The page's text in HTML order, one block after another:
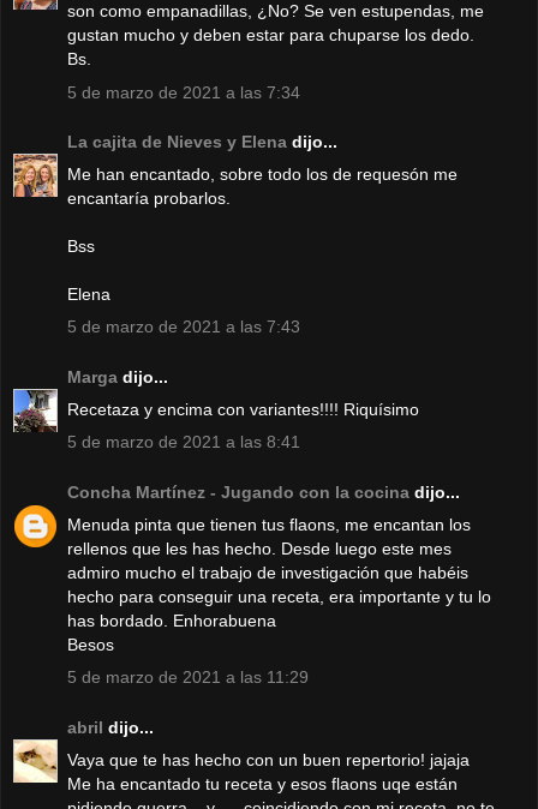
son como empanadillas, ¿No? Se ven estupendas, me
gustan mucho y deben estar para chuparse los dedo.
Bs.
5 de marzo de 2021 a las 7:34
La cajita de Nieves y Elena dijo...
Me han encantado, sobre todo los de requesón me
encantaría probarlos.
Bss
Elena
5 de marzo de 2021 a las 7:43
Marga dijo...
Recetaza y encima con variantes!!!! Riquísimo
5 de marzo de 2021 a las 8:41
Concha Martínez - Jugando con la cocina dijo...
Menuda pinta que tienen tus flaons, me encantan los
rellenos que les has hecho. Desde luego este mes
admiro mucho el trabajo de investigación que habéis
hecho para conseguir una receta, era importante y tu lo
has bordado. Enhorabuena
Besos
5 de marzo de 2021 a las 11:29
abril dijo...
Vaya que te has hecho con un buen repertorio! jajaja
Me ha encantado tu receta y esos flaons uqe están